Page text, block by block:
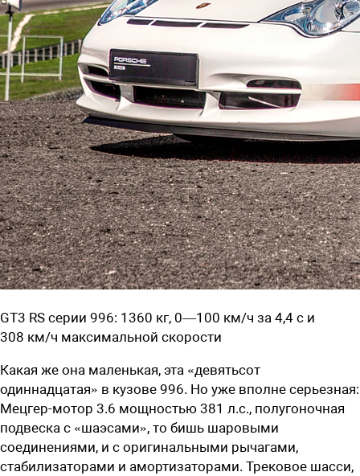
GT3 RS серии 996: 1360 кг, 0—100 км/ч за 4,4 с и
308 км/ч максимальной скорости
Какая же она маленькая, эта «девятьсот
одиннадцатая» в кузове 996. Но уже вполне серьезная:
Мецгер-мотор 3.6 мощностью 381 л.с., полугоночная
подвеска с «шаэсами», то бишь шаровыми
соединениями, и с оригинальными рычагами,
стабилизаторами и амортизаторами. Трековое шасси,